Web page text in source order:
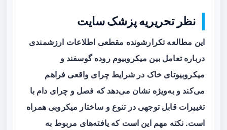
نظر تحریریه پزشک سایت
این مطالعه تکرارشونده مقطعی اطلاعات ارزشمندی
درباره تعامل بین میکروبیوم روده گوسفند و
میکروبیوتای خاک در شرایط چرای واقعی فراهم
می‌کند و به‌ویژه نشان می‌دهد که فصل و چرای دام با
تغییرات قابل توجهی در تنوع و ساختار میکروبی همراه
است. نکته مهم این است که یافته‌های مربوط به